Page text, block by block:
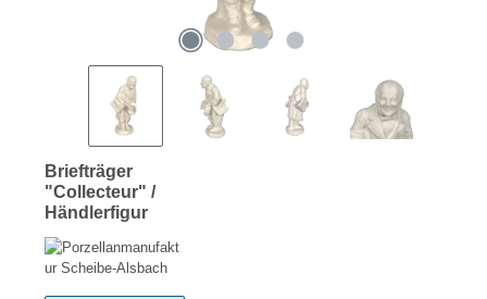
Briefträger
"Collecteur" /
Händlerfigur